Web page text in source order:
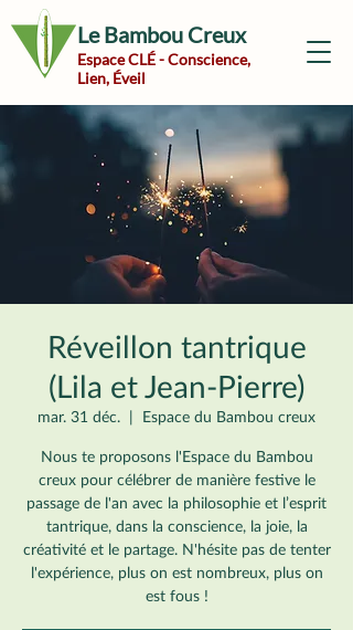
Le Bambou Creux
Espace CLÉ - Conscience,
Lien, Éveil
Réveillon tantrique
(Lila et Jean-Pierre)
mar. 31 déc.
  |
Espace du Bambou creux
Nous te proposons l'Espace du Bambou
creux pour célébrer de manière festive le
passage de l'an avec la philosophie et l’esprit
tantrique, dans la conscience, la joie, la
créativité et le partage. N'hésite pas de tenter
l'expérience, plus on est nombreux, plus on
est fous !